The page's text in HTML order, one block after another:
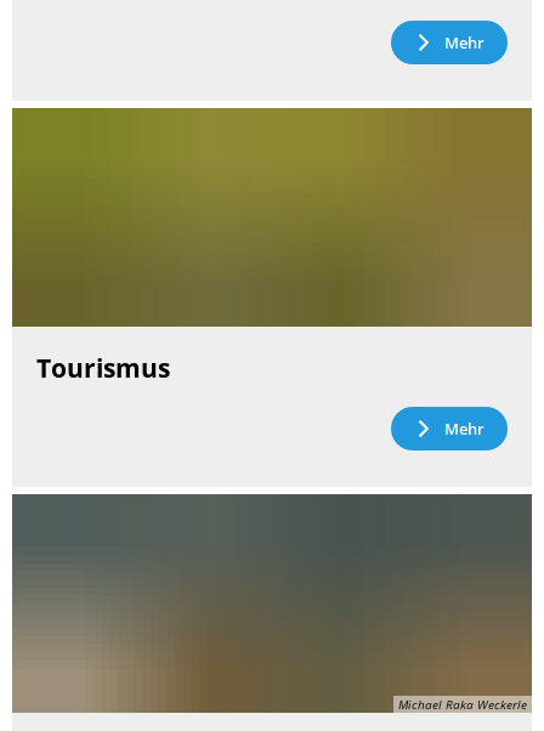
Mehr
Tourismus
Mehr
Michael Raka Weckerle